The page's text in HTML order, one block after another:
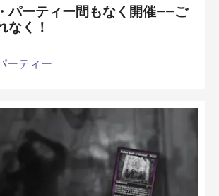
パーティー間もなく開催――ご
なく！
ーティー